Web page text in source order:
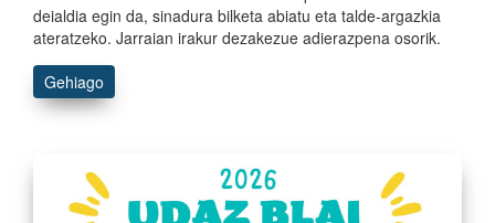
deialdia egin da, sinadura bilketa abiatu eta talde-argazkia
ateratzeko. Jarraian irakur dezakezue adierazpena osorik.
Gehiago